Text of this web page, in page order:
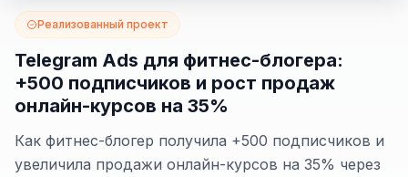
Сайт на OpenCart
Сайт на ModX
Сайт на Joomla
Реализованный проект
Telegram Ads для фитнес-блогера:
+500 подписчиков и рост продаж
онлайн-курсов на 35%
Как фитнес-блогер получила +500 подписчиков и
увеличила продажи онлайн-курсов на 35% через